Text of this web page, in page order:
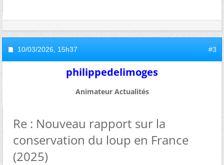
10/03/2026, 15h37 #3
philippedelimoges
Animateur Actualités
Re : Nouveau rapport sur la
conservation du loup en France
(2025)